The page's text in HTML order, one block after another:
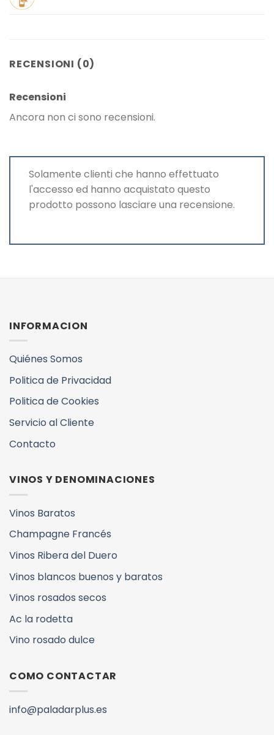
RECENSIONI (0)
Recensioni
Ancora non ci sono recensioni.
Solamente clienti che hanno effettuato
l'accesso ed hanno acquistato questo
prodotto possono lasciare una recensione.
INFORMACION
Quiénes Somos
Politica de Privacidad
Politica de Cookies
Servicio al Cliente
Contacto
VINOS Y DENOMINACIONES
Vinos Baratos
Champagne Francés
Vinos Ribera del Duero
Vinos blancos buenos y baratos
Vinos rosados secos
Ac la rodetta
Vino rosado dulce
COMO CONTACTAR
info@paladarplus.es